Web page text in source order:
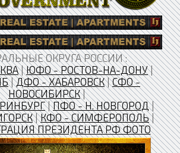
ОКРУГА РОССИИ :
|ЮФО - РОСТОВ-НА-ДОНУ|
|ДФО - ХАБАРОВСК|СФО -
НОВОСИБИРСК|
|ПФО - Н. НОВГОРОД|
|КФО - СИМФЕРОПОЛЬ|
ПРЕЗИДЕНТА РФ ФОТО